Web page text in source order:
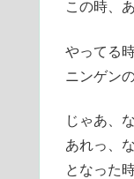
この時、
やってる
ニンゲン
じゃあ、
あれっ、
となった